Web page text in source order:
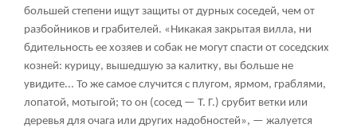
большей степени ищут защиты от дурных соседей, чем от
разбойников и грабителей. «Никакая закрытая вилла, ни
бдительность ее хозяев и собак не могут спасти от соседских
козней: курицу, вышедшую за калитку, вы больше не
увидите... То же самое случится с плугом, ярмом, граблями,
лопатой, мотыгой; то он (сосед — Т. Г.) срубит ветки или
деревья для очага или других надобностей», — жалуется